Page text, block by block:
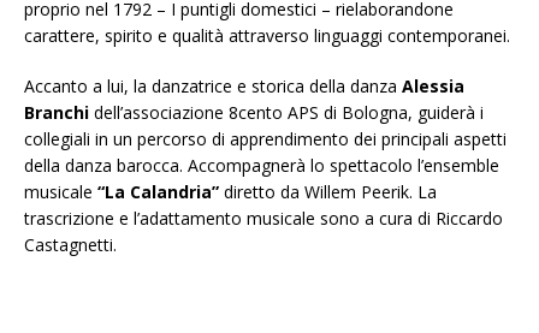
proprio nel 1792 – I puntigli domestici – rielaborandone
carattere, spirito e qualità attraverso linguaggi contemporanei.
Accanto a lui, la danzatrice e storica della danza Alessia
Branchi dell’associazione 8cento APS di Bologna, guiderà i
collegiali in un percorso di apprendimento dei principali aspetti
della danza barocca. Accompagnerà lo spettacolo l’ensemble
musicale “La Calandria” diretto da Willem Peerik. La
trascrizione e l’adattamento musicale sono a cura di Riccardo
Castagnetti.